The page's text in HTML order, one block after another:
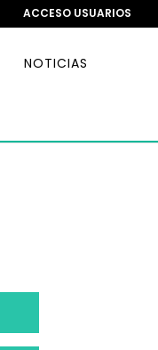
ACCESO USUARIOS
NOTICIAS